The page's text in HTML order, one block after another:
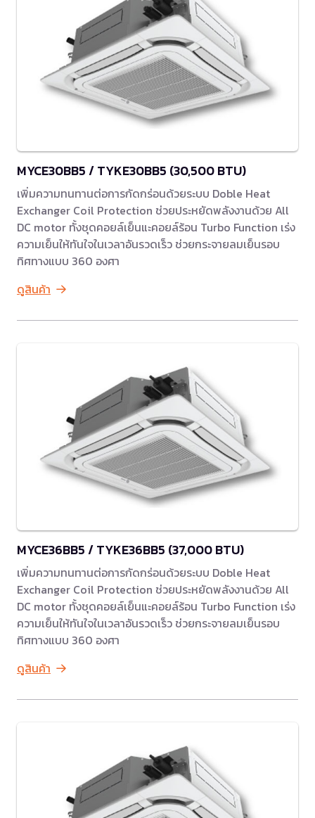
MYCE30BB5 / TYKE30BB5 (30,500 BTU)
เพิ่มความทนทานต่อการกัดกร่อนด้วยระบบ Doble Heat
Exchanger Coil Protection ช่วยประหยัดพลังงานด้วย All
DC motor ทั้งชุดคอยล์เย็นแะคอยล์ร้อน Turbo Function เร่ง
ความเย็นให้ทันใจในเวลาอันรวดเร็ว ช่วยกระจายลมเย็นรอบ
ทิศทางแบบ 360 องศา
ดูสินค้า
MYCE36BB5 / TYKE36BB5 (37,000 BTU)
เพิ่มความทนทานต่อการกัดกร่อนด้วยระบบ Doble Heat
Exchanger Coil Protection ช่วยประหยัดพลังงานด้วย All
DC motor ทั้งชุดคอยล์เย็นแะคอยล์ร้อน Turbo Function เร่ง
ความเย็นให้ทันใจในเวลาอันรวดเร็ว ช่วยกระจายลมเย็นรอบ
ทิศทางแบบ 360 องศา
ดูสินค้า